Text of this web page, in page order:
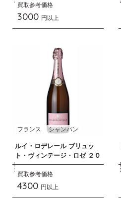
買取参考価格
3000 円以上
フランス シャンパン
ルイ・ロデレール ブリュッ
ト・ヴィンテージ・ロゼ ２０
１１
買取参考価格
4300 円以上